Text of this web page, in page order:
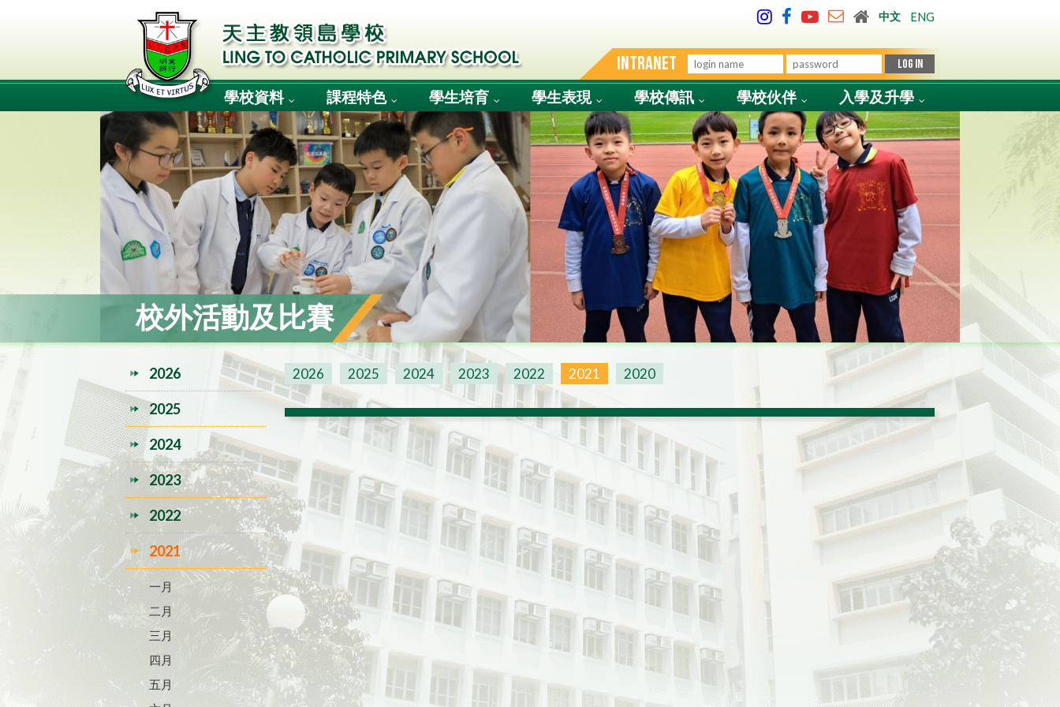
中文 ENG
INTRANET
學校資料 課程特色 學生培育 學生表現 學校傳訊 學校伙伴 入學及升學
校外活動及比賽
2026 2025 2024 2023 2022 2021 2020
2026
2025
2024
2023
2022
2021
一月
二月
三月
四月
五月